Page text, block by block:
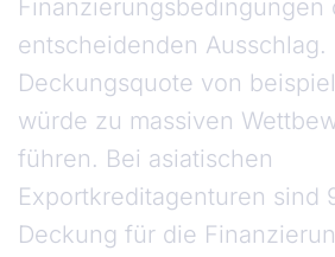
Finanzierungsbedingungen
entscheidenden Ausschlag.
Deckungsquote von
würde zu massiven
führen. Bei asiatischen
Exportkreditagenturen sind
Deckung für die